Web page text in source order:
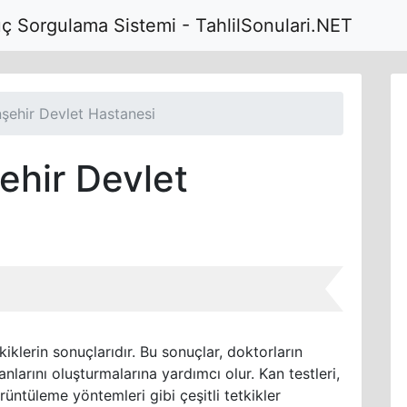
Sorgulama Sistemi - TahlilSonulari.NET
Devlet Hastanesi
Devlet
sonuçlarıdır. Bu sonuçlar, doktorların
oluşturmalarına yardımcı olur. Kan testleri,
yöntemleri gibi çeşitli tetkikler